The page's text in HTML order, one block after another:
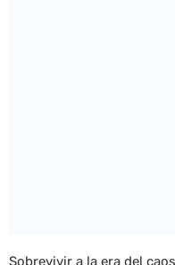
Sobrevivir a la era del